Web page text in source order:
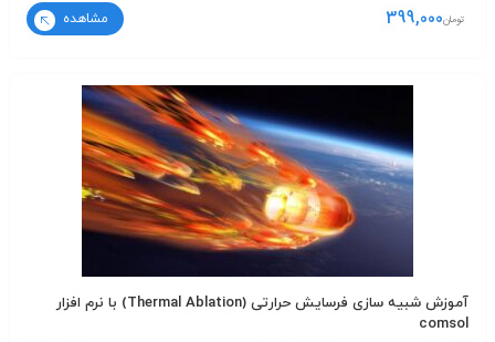
تومان399,000 مشاهده
آموزش شبیه سازی فرسایش حرارتی (Thermal Ablation) با نرم افزار
comsol